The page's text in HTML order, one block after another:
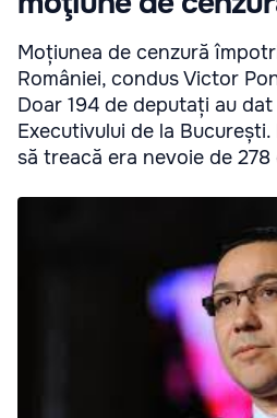
Moțiunea de cenzură
României, condus Victor
Doar 194 de deputați au
Executivului de la
să treacă era nevoie de